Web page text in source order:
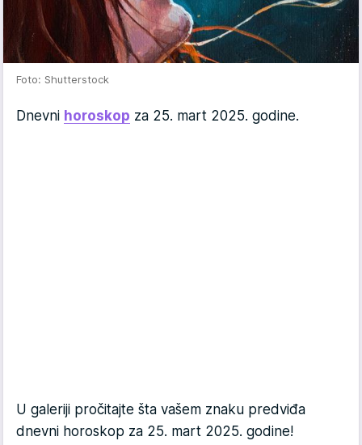
Foto: Shutterstock
Dnevni horoskop za 25. mart 2025. godine.
U galeriji pročitajte šta vašem znaku predviđa
dnevni horoskop za 25. mart 2025. godine!